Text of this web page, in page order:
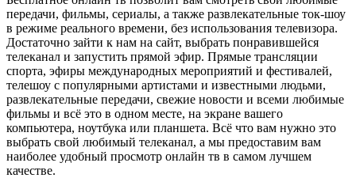
передачи, фильмы, сериалы, а также развлекательные ток-шоу
в режиме реального времени, без использования телевизора.
Достаточно зайти к нам на сайт, выбрать понравившейся
телеканал и запустить прямой эфир. Прямые трансляции
спорта, эфиры международных мероприятий и фестивалей,
телешоу с популярными артистами и известными людьми,
развлекательные передачи, свежие новости и всеми любимые
фильмы и всё это в одном месте, на экране вашего
компьютера, ноутбука или планшета. Всё что вам нужно это
выбрать свой любимый телеканал, а мы предоставим вам
наиболее удобный просмотр онлайн тв в самом лучшем
качестве.